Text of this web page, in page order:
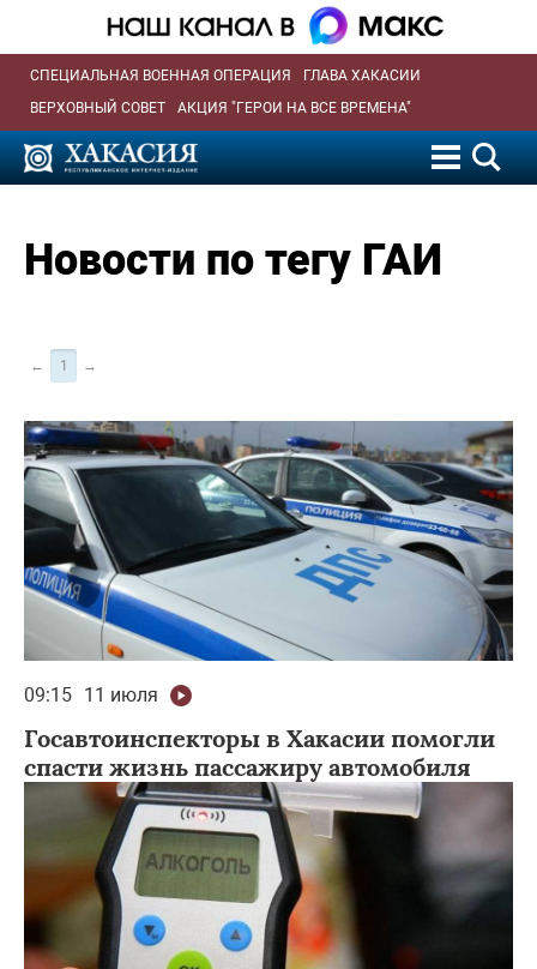
СПЕЦИАЛЬНАЯ ВОЕННАЯ ОПЕРАЦИЯ
ГЛАВА ХАКАСИИ
ВЕРХОВНЫЙ СОВЕТ
АКЦИЯ "ГЕРОИ НА ВСЕ ВРЕМЕНА"
Новости по тегу ГАИ
← 1 →
09:15 11 июля
Госавтоинспекторы в Хакасии помогли
спасти жизнь пассажиру автомобиля